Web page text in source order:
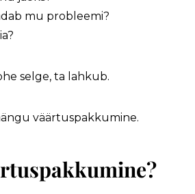
mu probleemi?
selge, ta lahkub.
väärtuspakkumine.